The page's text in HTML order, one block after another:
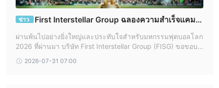
ทุกประเภทของบัญชีมีคุณสมบัติร่วมกันหลายรายการ นักซื้อขาย
สามารถส่ง100 คำสั่งต่อบัญชีและเพลิดเพลินกับการยืดหยุ่นสูงสุดที่
500
. คำสั่งถูกดำเนินการในราคาตลาด เพื่อให้การซื้อขายถูกดำเนิน
การอย่างรวดเร็วและมีประสิทธิภาพ. ระดับการเรียกเงินประกันสำหรับ
ข่าว
First Interstellar Group ฉลองความสำเร็จแคมเป
ญ FISG World Cup Prediction Contest ขอบคุณนักเท
รดทั่วโลก
ผ่านพ้นไปอย่างยิ่งใหญ่และประทับใจสำหรับมหกรรมฟุตบอลโลก
2026 ที่ผ่านมา บริษัท First Interstellar Group (FISG) ขอขอบคุ
อย่างคึกคัก เข้าร่วมสร้างสี
2026-07-31 07:00